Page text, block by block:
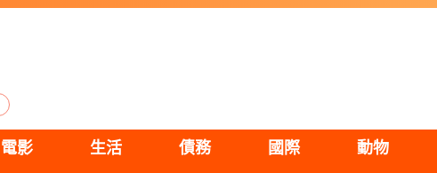
電影 生活 債務 國際 動物